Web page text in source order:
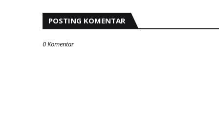
POSTING KOMENTAR
0 Komentar